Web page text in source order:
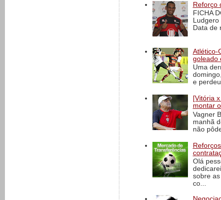
Reforço
FICHA
Data de
Atlético-
goleado
Uma
e
[Vitória
montar
Vagner
manhã
não
Olá
sobre
co...